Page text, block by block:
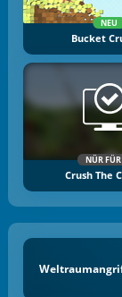
NEU
Bucket
NÜR
Crush The